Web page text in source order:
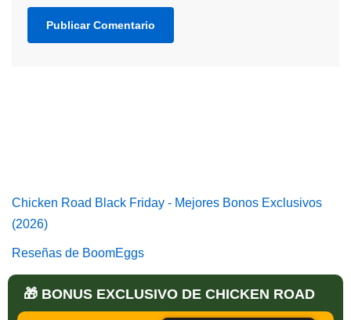
Chicken Road Black Friday - Mejores Bonos Exclusivos
(2026)
Reseñas de BoomEggs
Reseñas de Mystic Chik Shop
🎁 BONUS EXCLUSIVO DE CHICKEN ROAD